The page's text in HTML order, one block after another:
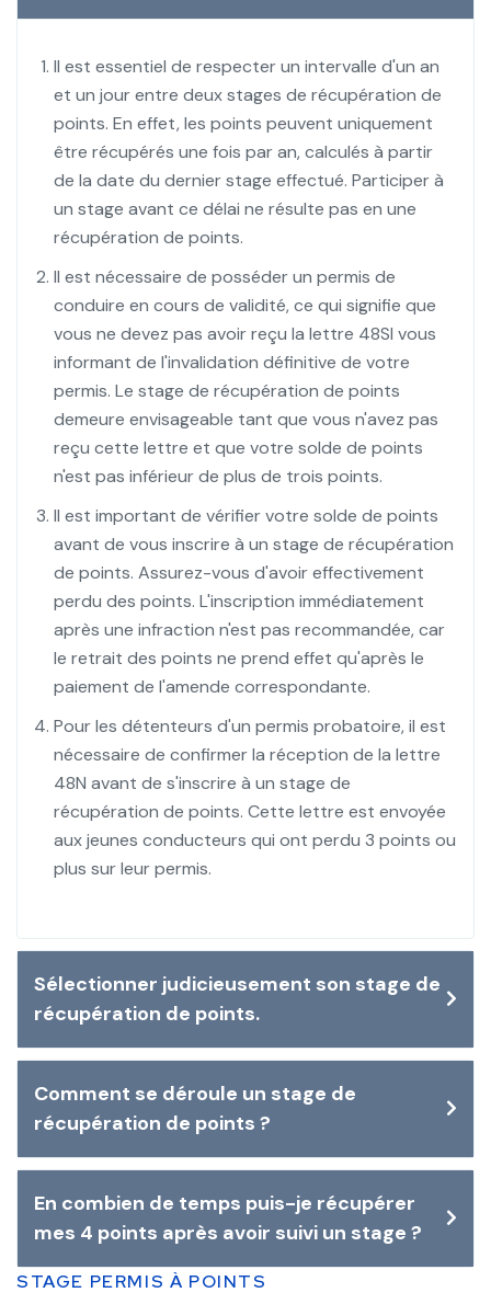
Il est essentiel de respecter un intervalle d'un an
et un jour entre deux stages de récupération de
points. En effet, les points peuvent uniquement
être récupérés une fois par an, calculés à partir
de la date du dernier stage effectué. Participer à
un stage avant ce délai ne résulte pas en une
récupération de points.
Il est nécessaire de posséder un permis de
conduire en cours de validité, ce qui signifie que
vous ne devez pas avoir reçu la lettre 48SI vous
informant de l'invalidation définitive de votre
permis. Le stage de récupération de points
demeure envisageable tant que vous n'avez pas
reçu cette lettre et que votre solde de points
n'est pas inférieur de plus de trois points.
Il est important de vérifier votre solde de points
avant de vous inscrire à un stage de récupération
de points. Assurez-vous d'avoir effectivement
perdu des points. L'inscription immédiatement
après une infraction n'est pas recommandée, car
le retrait des points ne prend effet qu'après le
paiement de l'amende correspondante.
Pour les détenteurs d'un permis probatoire, il est
nécessaire de confirmer la réception de la lettre
48N avant de s'inscrire à un stage de
récupération de points. Cette lettre est envoyée
aux jeunes conducteurs qui ont perdu 3 points ou
plus sur leur permis.
Sélectionner judicieusement son stage de
récupération de points.
Comment se déroule un stage de
récupération de points ?
En combien de temps puis-je récupérer
mes 4 points après avoir suivi un stage ?
STAGE PERMIS À POINTS